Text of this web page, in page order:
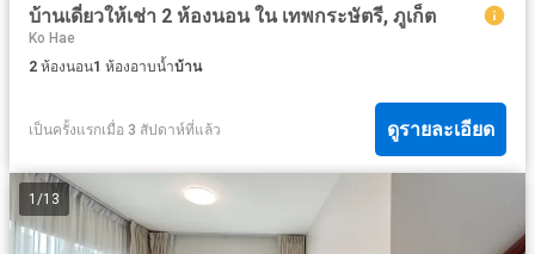
บ้านเดี่ยวให้เช่า 2 ห้องนอน ใน เทพกระษัตรี, ภูเก็ต
Ko Hae
2 ห้องนอน1 ห้องอาบน้ำบ้าน
เป็นครั้งแรกเมื่อ 3 สัปดาห์ที่แล้ว ดูรายละเอียด
1 /13